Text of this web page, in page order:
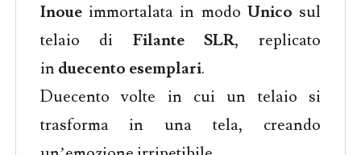
Inoueimmortalata in modo Unico sul
telaio di Filante SLR, replicato
in duecento esemplari.
Duecento volte in cui un telaio si
trasforma in una tela, creando